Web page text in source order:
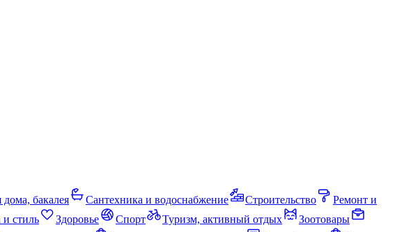
бакалея Сантехника и водоснабжение Строительство
Ремонт и
и стиль Здоровье Спорт Туризм, активный отдых
Зоотовары